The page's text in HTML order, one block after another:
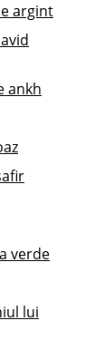
argint
ankh
verde
lui